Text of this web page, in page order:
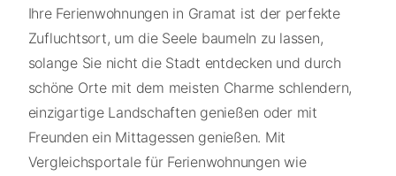
Ihre Ferienwohnungen in Gramat ist der perfekte
Zufluchtsort, um die Seele baumeln zu lassen,
solange Sie nicht die Stadt entdecken und durch
schöne Orte mit dem meisten Charme schlendern,
einzigartige Landschaften genießen oder mit
Freunden ein Mittagessen genießen. Mit
Vergleichsportale für Ferienwohnungen wie